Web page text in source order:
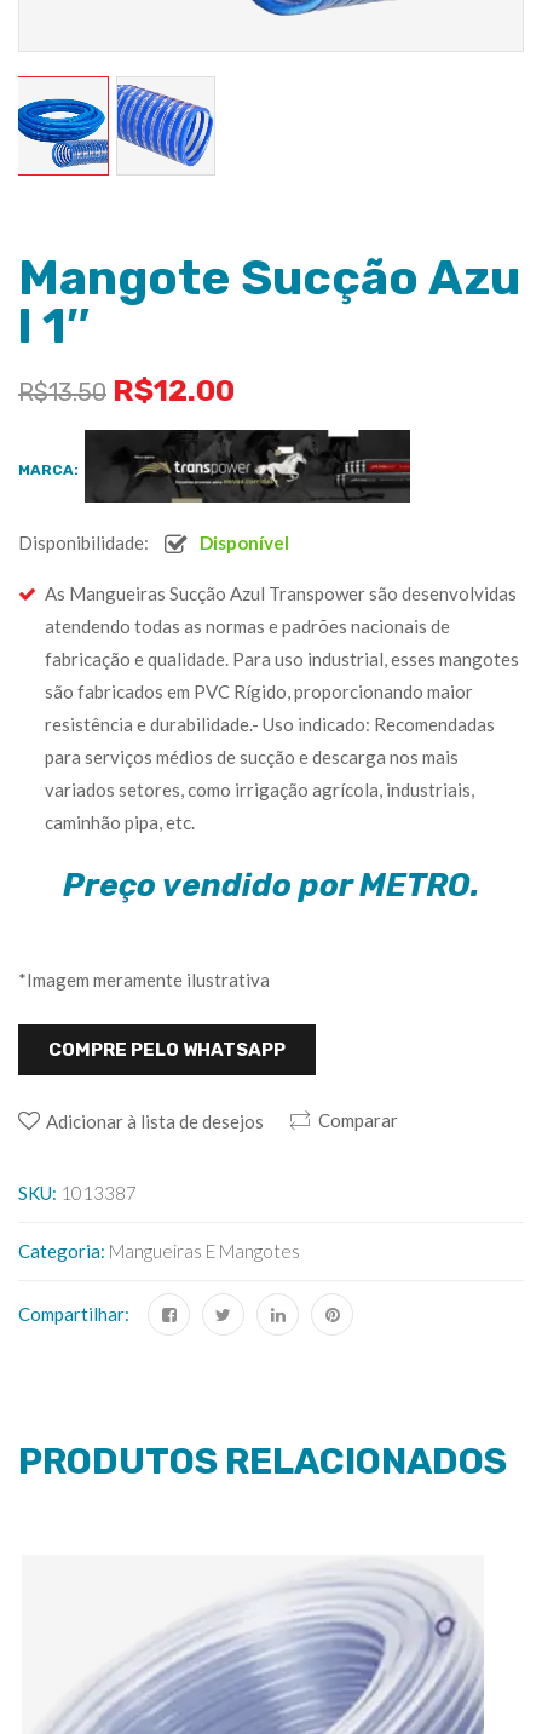
Mangote Sucção Azu
l 1″
R$13.50 R$12.00
MARCA:
Disponibilidade: Disponível
As Mangueiras Sucção Azul Transpower são desenvolvidas
atendendo todas as normas e padrões nacionais de
fabricação e qualidade. Para uso industrial, esses mangotes
são fabricados em PVC Rígido, proporcionando maior
resistência e durabilidade.- Uso indicado: Recomendadas
para serviços médios de sucção e descarga nos mais
variados setores, como irrigação agrícola, industriais,
caminhão pipa, etc.
Preço vendido por METRO.
*Imagem meramente ilustrativa
COMPRE PELO WHATSAPP
Adicionar à lista de desejos Comparar
SKU: 1013387
Categoria: Mangueiras E Mangotes
Compartilhar:
PRODUTOS RELACIONADOS